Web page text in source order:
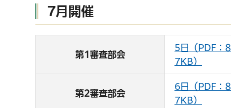
7月開催
第1審査部会
5日（PDF：8
7KB）
第2審査部会
6日（PDF：8
7KB）